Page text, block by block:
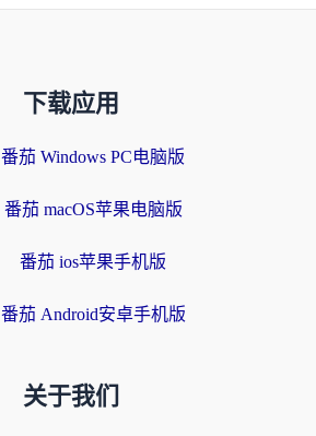
下载应用
番茄 Windows PC电脑版
番茄 macOS苹果电脑版
番茄 ios苹果手机版
番茄 Android安卓手机版
关于我们